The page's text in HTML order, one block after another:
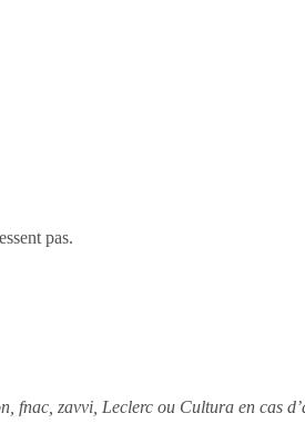
pas.
fnac, zavvi, Leclerc ou Cultura en cas